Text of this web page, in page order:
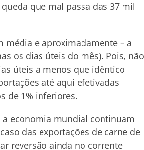
que mal passa das 37 mil
média e aproximadamente – a
os dias úteis do mês). Pois, não
úteis a menos que idêntico
até aqui efetivadas
de 1% inferiores.
a economia mundial continuam
das exportações de carne de
reversão ainda no corrente